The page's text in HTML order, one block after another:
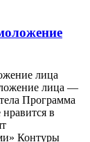
лица
лица —
Программа
в
Контуры